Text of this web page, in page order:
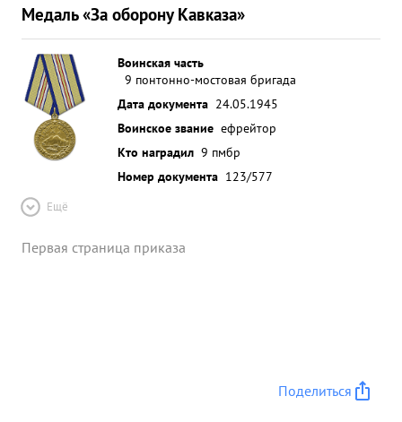
Медаль «За оборону Кавказа»
Воинская часть
9 понтонно-мостовая бригада
Дата документа 24.05.1945
Воинское звание ефрейтор
Кто наградил 9 пмбр
Номер документа 123/577
Ещё
Первая страница приказа
Поделиться